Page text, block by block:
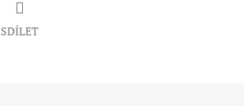
SDÍLET